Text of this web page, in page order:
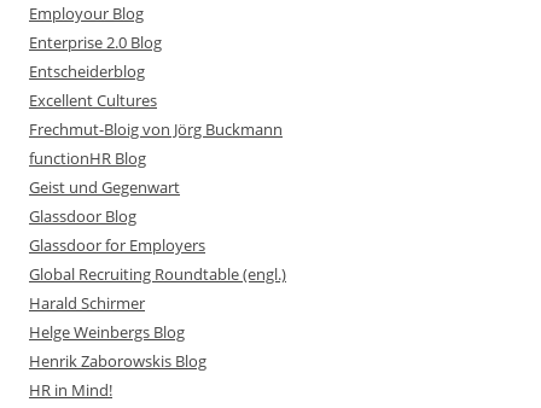
Employour Blog
Enterprise 2.0 Blog
Entscheiderblog
Excellent Cultures
Frechmut-Bloig von Jörg Buckmann
functionHR Blog
Geist und Gegenwart
Glassdoor Blog
Glassdoor for Employers
Global Recruiting Roundtable (engl.)
Harald Schirmer
Helge Weinbergs Blog
Henrik Zaborowskis Blog
HR in Mind!